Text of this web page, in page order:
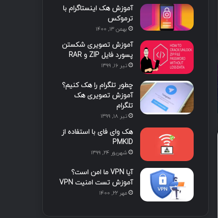
ی
ن
ب
ا
گ
ر
م
م
آموزش هک اینستاگرام با
ترموکس
بهمن ۱۳, ۱۴۰۰
آموزش تصویری شکستن
پسورد فایل ZIP و RAR
تیر ۱۶, ۱۳۹۹
چطور تلگرام را هک کنیم؟
آموزش تصویری هک
تلگرام
تیر ۱۸, ۱۳۹۹
هک وای فای با استفاده از
PMKID
شهریور ۲۴, ۱۳۹۹
آیا VPN ما امن است؟
آموزش تست امنیت VPN
مهر ۲۲, ۱۴۰۰